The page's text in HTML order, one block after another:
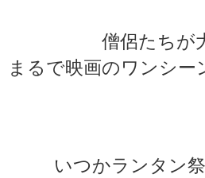
僧侶たちが
まるで映画のワンシ
いつかランタン